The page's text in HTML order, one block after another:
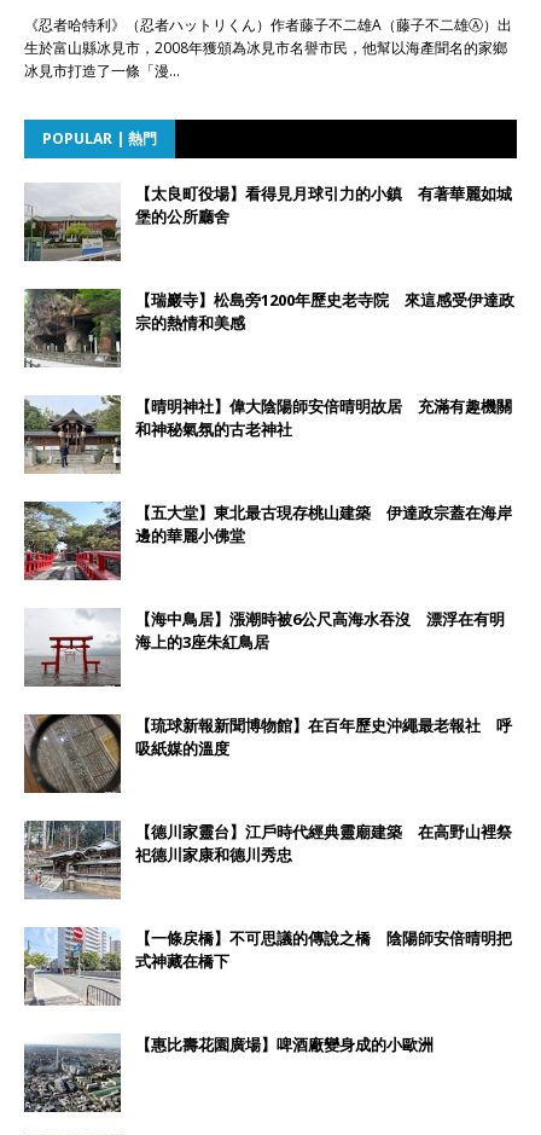
《忍者哈特利》（忍者ハットリくん）作者藤子不二雄A（藤子不二雄Ⓐ）出
生於富山縣冰見市，2008年獲頒為冰見市名譽市民，他幫以海產聞名的家鄉
冰見市打造了一條「漫…
POPULAR | 熱門
【太良町役場】看得見月球引力的小鎮 有著華麗如城
堡的公所廳舍
【瑞巖寺】松島旁1200年歷史老寺院 來這感受伊達政
宗的熱情和美感
【晴明神社】偉大陰陽師安倍晴明故居 充滿有趣機關
和神秘氣氛的古老神社
【五大堂】東北最古現存桃山建築 伊達政宗蓋在海岸
邊的華麗小佛堂
【海中鳥居】漲潮時被6公尺高海水吞沒 漂浮在有明
海上的3座朱紅鳥居
【琉球新報新聞博物館】在百年歷史沖繩最老報社 呼
吸紙媒的溫度
【德川家靈台】江戶時代經典靈廟建築 在高野山裡祭
祀德川家康和德川秀忠
【一條戻橋】不可思議的傳說之橋 陰陽師安倍晴明把
式神藏在橋下
【惠比壽花園廣場】啤酒廠變身成的小歐洲